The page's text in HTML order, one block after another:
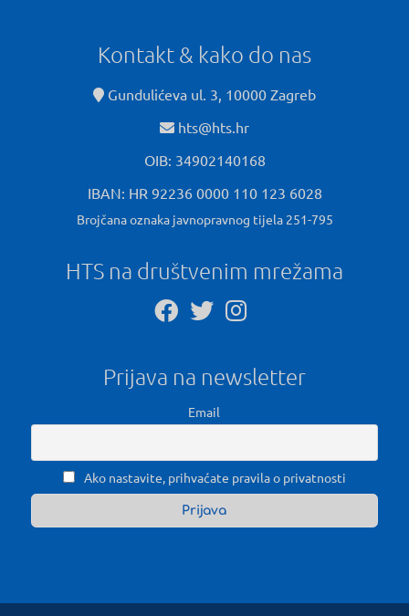
Kontakt & kako do nas
Gundulićeva ul. 3, 10000 Zagreb
hts@hts.hr
OIB: 34902140168
IBAN: HR 92236 0000 110 123 6028
Brojčana oznaka javnopravnog tijela 251-795
HTS na društvenim mrežama
Prijava na newsletter
Email
Ako nastavite, prihvaćate pravila o privatnosti